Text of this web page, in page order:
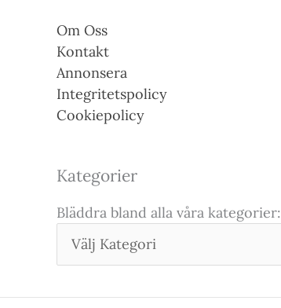
Om Oss
Kontakt
Annonsera
Integritetspolicy
Cookiepolicy
Kategorier
Bläddra bland alla våra kategorier: